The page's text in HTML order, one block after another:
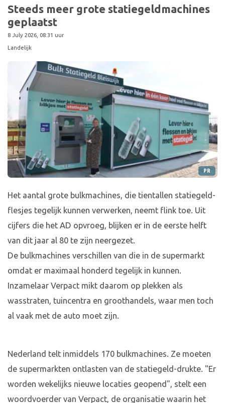
Steeds meer grote statiegeldmachines
geplaatst
8 July 2026, 08:31 uur
Landelijk
PR
Het aantal grote bulkmachines, die tientallen statiegeld-
flesjes tegelijk kunnen verwerken, neemt flink toe. Uit
cijfers die het AD opvroeg, blijken er in de eerste helft
van dit jaar al 80 te zijn neergezet.
De bulkmachines verschillen van die in de supermarkt
omdat er maximaal honderd tegelijk in kunnen.
Inzamelaar Verpact mikt daarom op plekken als
wasstraten, tuincentra en groothandels, waar men toch
al vaak met de auto moet zijn.
Nederland telt inmiddels 170 bulkmachines. Ze moeten
de supermarkten ontlasten van de statiegeld-drukte. "Er
worden wekelijks nieuwe locaties geopend", stelt een
woordvoerder van Verpact, de organisatie waarin het